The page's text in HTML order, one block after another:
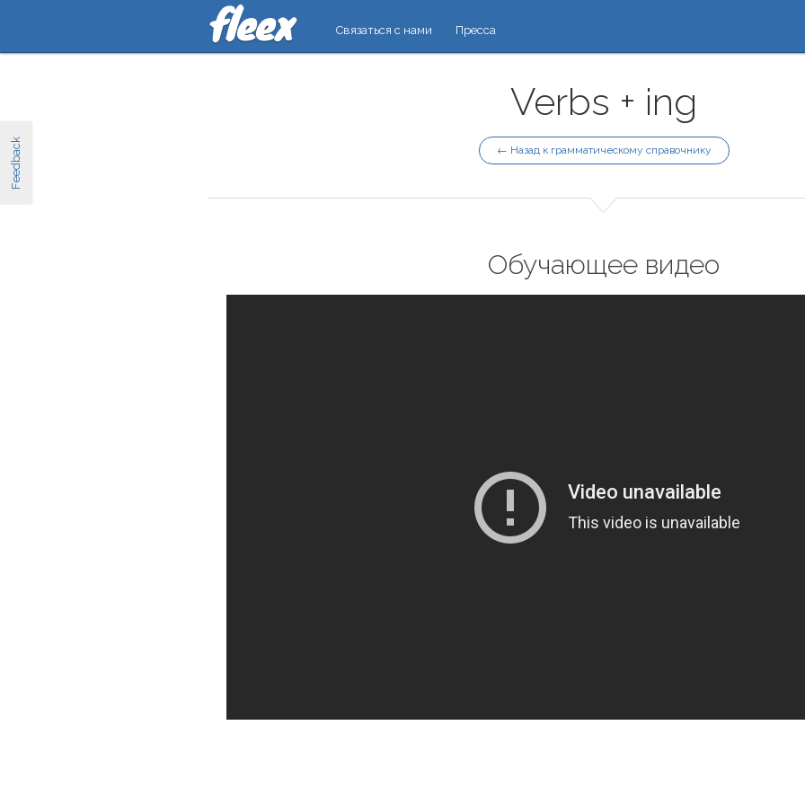
Feedback
Связаться с нами Пресса
Verbs + ing
← Назад к грамматическому справочнику
Обучающее видео